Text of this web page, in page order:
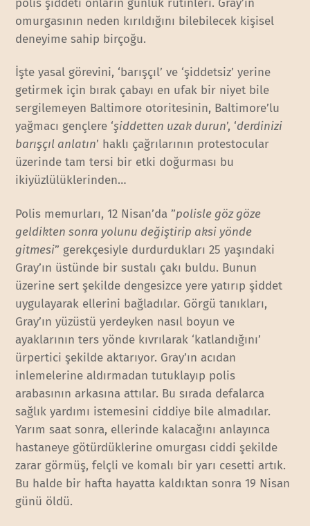
polis şiddeti onların günlük rutinleri. Gray’ın
omurgasının neden kırıldığını bilebilecek kişisel
deneyime sahip birçoğu.
İşte yasal görevini, ‘barışçıl’ ve ‘şiddetsiz’ yerine
getirmek için bırak çabayı en ufak bir niyet bile
sergilemeyen Baltimore otoritesinin, Baltimore’lu
yağmacı gençlere ‘şiddetten uzak durun’, ‘derdinizi
barışçıl anlatın’ haklı çağrılarının protestocular
üzerinde tam tersi bir etki doğurması bu
ikiyüzlülüklerinden…
Polis memurları, 12 Nisan’da ”polisle göz göze
geldikten sonra yolunu değiştirip aksi yönde
gitmesi” gerekçesiyle durdurdukları 25 yaşındaki
Gray’ın üstünde bir sustalı çakı buldu. Bunun
üzerine sert şekilde dengesizce yere yatırıp şiddet
uygulayarak ellerini bağladılar. Görgü tanıkları,
Gray’ın yüzüstü yerdeyken nasıl boyun ve
ayaklarının ters yönde kıvrılarak ‘katlandığını’
ürpertici şekilde aktarıyor. Gray’ın acıdan
inlemelerine aldırmadan tutuklayıp polis
arabasının arkasına attılar. Bu sırada defalarca
sağlık yardımı istemesini ciddiye bile almadılar.
Yarım saat sonra, ellerinde kalacağını anlayınca
hastaneye götürdüklerine omurgası ciddi şekilde
zarar görmüş, felçli ve komalı bir yarı cesetti artık.
Bu halde bir hafta hayatta kaldıktan sonra 19 Nisan
günü öldü.